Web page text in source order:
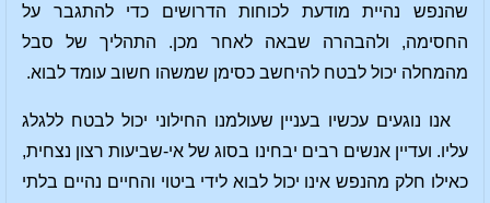
שהנפש נהיית מודעת לכוחות הדרושים כדי להתגבר על
החסימה, ולהבהרה שבאה לאחר מכן. התהליך של סבל
מהמחלה יכול לבטח להיחשב כסימן שמשהו חשוב עומד לבוא.
אנו נוגעים עכשיו בעניין שעולמנו החילוני יכול לבטח ללגלג
עליו. ועדיין אנשים רבים יבחינו בסוג של אי-שביעות רצון נצחית,
כאילו חלק מהנפש אינו יכול לבוא לידי ביטוי והחיים נהיים בלתי